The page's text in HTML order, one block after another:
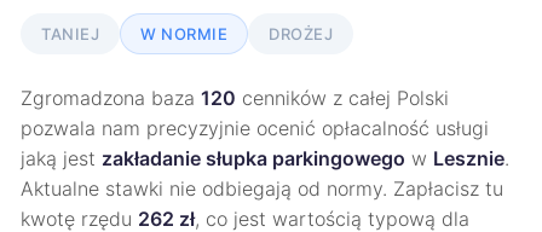
TANIEJ W NORMIE DROŻEJ
Zgromadzona baza 120 cenników z całej Polski
pozwala nam precyzyjnie ocenić opłacalność usługi
jaką jest zakładanie słupka parkingowego w Lesznie.
Aktualne stawki nie odbiegają od normy. Zapłacisz tu
kwotę rzędu 262 zł, co jest wartością typową dla